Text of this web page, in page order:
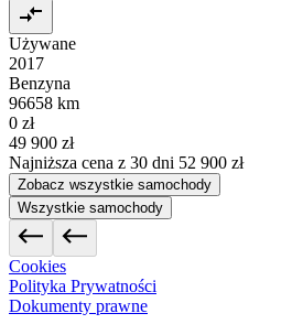
Używane
2017
Benzyna
96658 km
0 zł
49 900 zł
Najniższa cena z 30 dni 52 900 zł
Zobacz wszystkie samochody
Wszystkie samochody
Cookies
Polityka Prywatności
Dokumenty prawne